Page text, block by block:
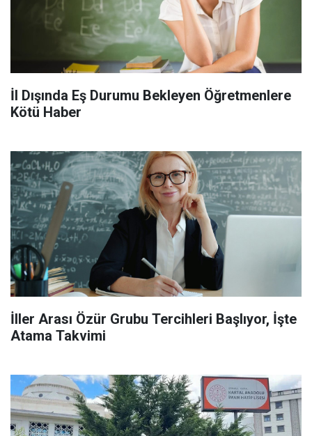
İl Dışında Eş Durumu Bekleyen Öğretmenlere
Kötü Haber
İller Arası Özür Grubu Tercihleri Başlıyor, İşte
Atama Takvimi